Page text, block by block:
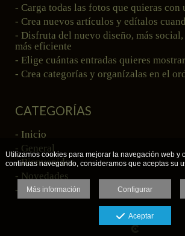
- Carga todas las fotos que quieras con
- Crea nuevos artículos y edítalos
- Disfruta del nuevo diseño, más
más eficiente
- Elige cuántas entradas quieres
- Crea categorías y organízalas en el
CATEGORÍAS
- Inicio
- General
- Bienvenidos
- Novedades
- Ejemplos
Utilizamos cookies para mejorar la navegación web y
continuas navegando, consideramos que aceptas su
Más información Configurar
Aceptar